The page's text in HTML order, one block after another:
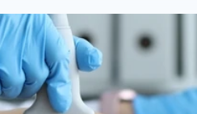
Torino
Firenze
Tutte le città